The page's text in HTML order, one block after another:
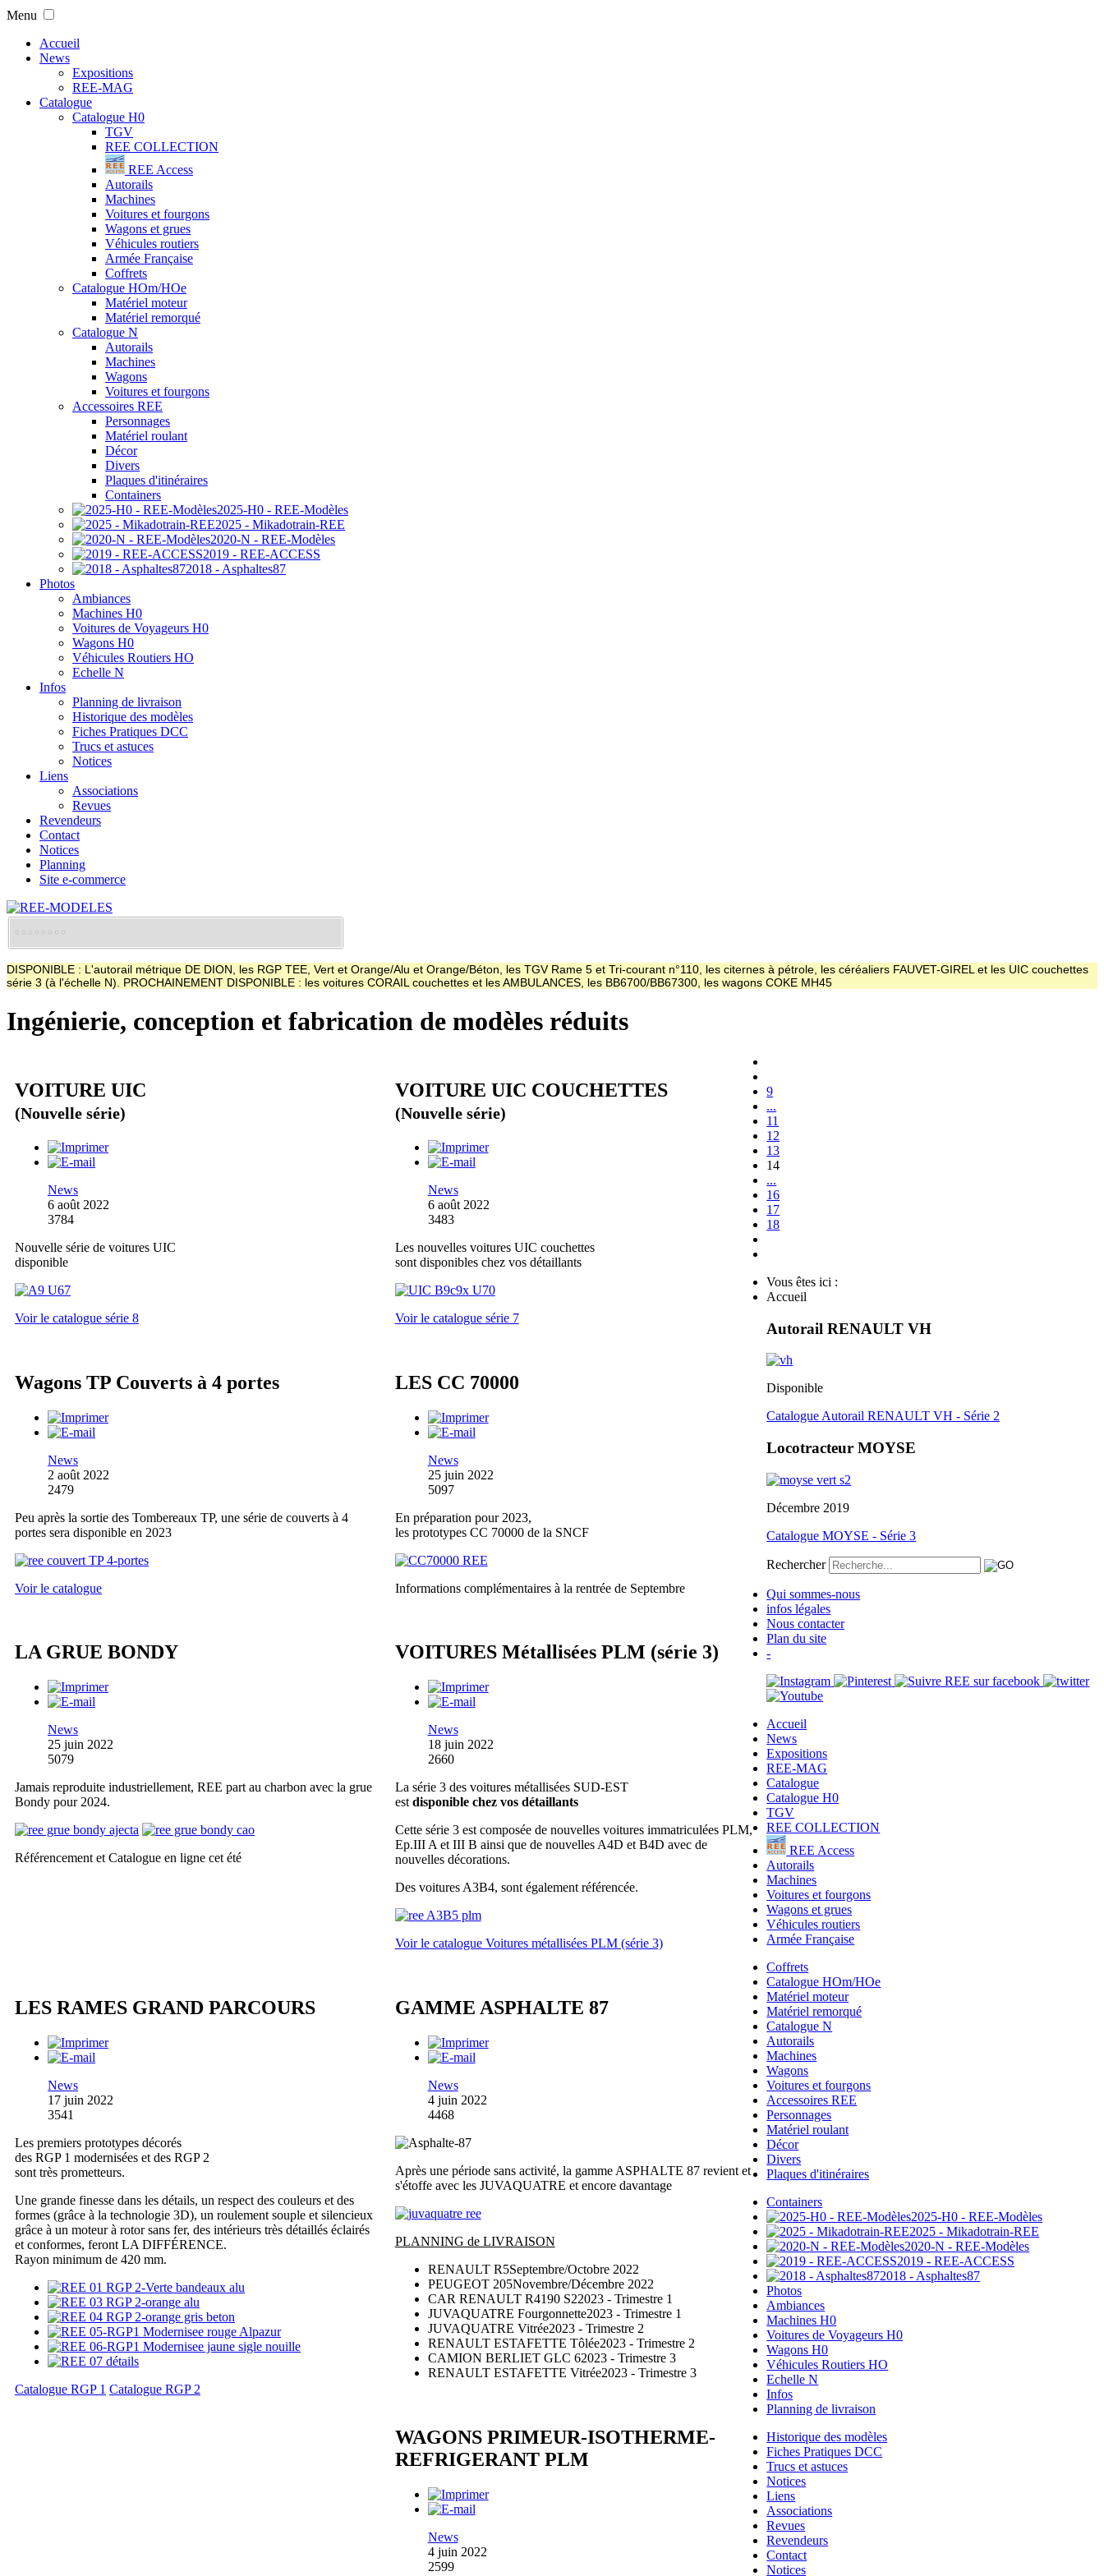
Menu
Accueil
News
Expositions
REE-MAG
Catalogue
Catalogue H0
TGV
REE COLLECTION
REE Access
Autorails
Machines
Voitures et fourgons
Wagons et grues
Véhicules routiers
Armée Française
Coffrets
Catalogue HOm/HOe
Matériel moteur
Matériel remorqué
Catalogue N
Autorails
Machines
Wagons
Voitures et fourgons
Accessoires REE
Personnages
Matériel roulant
Décor
Divers
Plaques d'itinéraires
Containers
2025-H0 - REE-Modèles
2025 - Mikadotrain-REE
2020-N - REE-Modèles
2019 - REE-ACCESS
2018 - Asphaltes87
Photos
Ambiances
Machines H0
Voitures de Voyageurs H0
Wagons H0
Véhicules Routiers HO
Echelle N
Infos
Planning de livraison
Historique des modèles
Fiches Pratiques DCC
Trucs et astuces
Notices
Liens
Associations
Revues
Revendeurs
Contact
Notices
Planning
Site e-commerce
DISPONIBLE : L'autorail métrique DE DION, les RGP TEE, Vert et Orange/Alu et Orange/Béton, les TGV Rame 5 et Tri-courant n°110, les citernes à pétrole, les céréaliers FAUVET-GIREL et les UIC couchettes
série 3 (à l'échelle N). PROCHAINEMENT DISPONIBLE : les voitures CORAIL couchettes et les AMBULANCES, les BB6700/BB67300, les wagons COKE MH45
Ingénierie, conception et fabrication de modèles réduits
VOITURE UIC
(Nouvelle série)
News
6 août 2022
3784
Nouvelle série de voitures UIC
disponible
Voir le catalogue série 8
VOITURE UIC COUCHETTES
(Nouvelle série)
News
6 août 2022
3483
Les nouvelles voitures UIC couchettes
sont disponibles chez vos détaillants
Voir le catalogue série 7
Wagons TP Couverts à 4 portes
News
2 août 2022
2479
Peu après la sortie des Tombereaux TP, une série de couverts à 4
portes sera disponible en 2023
Voir le catalogue
LES CC 70000
News
25 juin 2022
5097
En préparation pour 2023,
les prototypes CC 70000 de la SNCF
Informations complémentaires à la rentrée de Septembre
LA GRUE BONDY
News
25 juin 2022
5079
Jamais reproduite industriellement, REE part au charbon avec la grue
Bondy pour 2024.
Référencement et Catalogue en ligne cet été
VOITURES Métallisées PLM (série 3)
News
18 juin 2022
2660
La série 3 des voitures métallisées SUD-EST
est disponible chez vos détaillants
Cette série 3 est composée de nouvelles voitures immatriculées PLM,
Ep.III A et III B ainsi que de nouvelles A4D et B4D avec de
nouvelles décorations.
Des voitures A3B4, sont également référencée.
Voir le catalogue Voitures métallisées PLM (série 3)
LES RAMES GRAND PARCOURS
News
17 juin 2022
3541
Les premiers prototypes décorés
des RGP 1 modernisées et des RGP 2
sont très prometteurs.
Une grande finesse dans les détails, un respect des couleurs et des
formes (grâce à la technologie 3D), un roulement souple et silencieux
grâce à un moteur à rotor sans fer, des intérieurs très détaillés éclairés
et conformes, feront LA DIFFÉRENCE.
Rayon minimum de 420 mm.
Catalogue RGP 1 Catalogue RGP 2
GAMME ASPHALTE 87
News
4 juin 2022
4468
Après une période sans activité, la gamme ASPHALTE 87 revient et
s'étoffe avec les JUVAQUATRE et encore davantage
PLANNING de LIVRAISON
RENAULT R5Septembre/Octobre 2022
PEUGEOT 205Novembre/Décembre 2022
CAR RENAULT R4190 S22023 - Trimestre 1
JUVAQUATRE Fourgonnette2023 - Trimestre 1
JUVAQUATRE Vitrée2023 - Trimestre 2
RENAULT ESTAFETTE Tôlée2023 - Trimestre 2
CAMION BERLIET GLC 62023 - Trimestre 3
RENAULT ESTAFETTE Vitrée2023 - Trimestre 3
WAGONS PRIMEUR-ISOTHERME-
REFRIGERANT PLM
News
4 juin 2022
2599
9
...
11
12
13
14
...
16
17
18
Vous êtes ici :
Accueil
Autorail RENAULT VH
Disponible
Catalogue Autorail RENAULT VH - Série 2
Locotracteur MOYSE
Décembre 2019
Catalogue MOYSE - Série 3
Rechercher
Qui sommes-nous
infos légales
Nous contacter
Plan du site
-
Accueil
News
Expositions
REE-MAG
Catalogue
Catalogue H0
TGV
REE COLLECTION
REE Access
Autorails
Machines
Voitures et fourgons
Wagons et grues
Véhicules routiers
Armée Française
Coffrets
Catalogue HOm/HOe
Matériel moteur
Matériel remorqué
Catalogue N
Autorails
Machines
Wagons
Voitures et fourgons
Accessoires REE
Personnages
Matériel roulant
Décor
Divers
Plaques d'itinéraires
Containers
2025-H0 - REE-Modèles
2025 - Mikadotrain-REE
2020-N - REE-Modèles
2019 - REE-ACCESS
2018 - Asphaltes87
Photos
Ambiances
Machines H0
Voitures de Voyageurs H0
Wagons H0
Véhicules Routiers HO
Echelle N
Infos
Planning de livraison
Historique des modèles
Fiches Pratiques DCC
Trucs et astuces
Notices
Liens
Associations
Revues
Revendeurs
Contact
Notices